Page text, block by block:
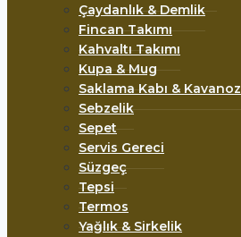
Çaydanlık & Demlik
Fincan Takımı
Kahvaltı Takımı
Kupa & Mug
Saklama Kabı & Kavanoz
Sebzelik
Sepet
Servis Gereci
Süzgeç
Tepsi
Termos
Yağlık & Sirkelik